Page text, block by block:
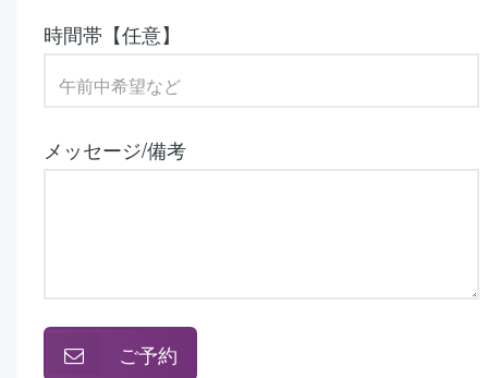
時間帯【任意】
メッセージ/備考
ご予約